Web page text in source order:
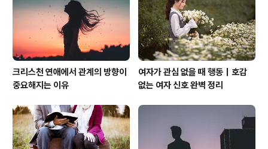
크리스천 연애에서 관계의 방향이
중요해지는 이유
여자가 관심 없을 때 행동｜호감
없는 여자 신호 완벽 정리